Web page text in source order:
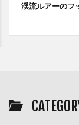
渓流ルアーのフ